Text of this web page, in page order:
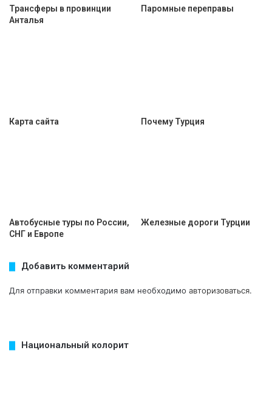
Трансферы в провинции
Анталья
Паромные переправы
Карта сайта Почему Турция
Автобусные туры по России,
СНГ и Европе
Железные дороги Турции
Добавить комментарий
Для отправки комментария вам необходимо авторизоваться.
Национальный колорит